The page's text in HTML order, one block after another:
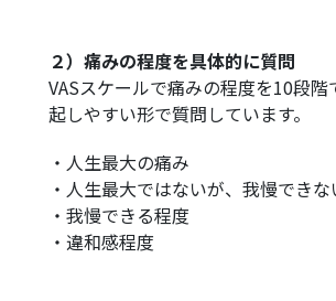
２）痛みの程度を具体的に質問
VASスケールで痛みの程度を10段
起しやすい形で質問しています。
・人生最大の痛み
・人生最大ではないが、我慢でき
・我慢できる程度
・違和感程度